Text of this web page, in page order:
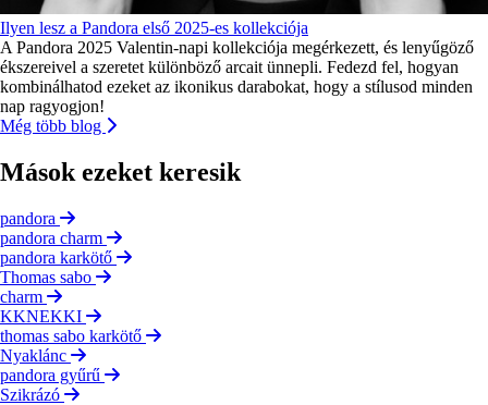
Ilyen lesz a Pandora első 2025-es kollekciója
A Pandora 2025 Valentin-napi kollekciója megérkezett, és lenyűgöző
ékszereivel a szeretet különböző arcait ünnepli. Fedezd fel, hogyan
kombinálhatod ezeket az ikonikus darabokat, hogy a stílusod minden
nap ragyogjon!
Még több blog
Mások ezeket keresik
pandora
pandora charm
pandora karkötő
Thomas sabo
charm
KKNEKKI
thomas sabo karkötő
Nyaklánc
pandora gyűrű
Szikrázó